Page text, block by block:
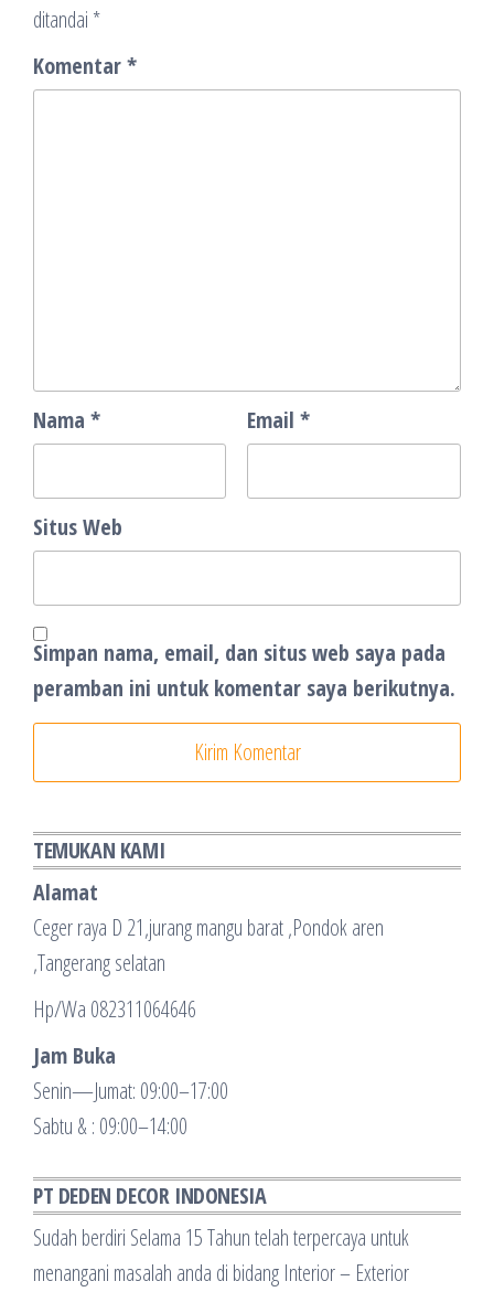
ditandai *
Komentar*
Nama * Email *
Situs Web
Simpan nama, email, dan situs web saya pada
peramban ini untuk komentar saya berikutnya.
TEMUKAN KAMI
Alamat
Ceger raya D 21,jurang mangu barat ,Pondok aren
,Tangerang selatan
Hp/Wa 082311064646
Jam Buka
Senin—Jumat: 09:00–17:00
Sabtu & : 09:00–14:00
PT DEDEN DECOR INDONESIA
Sudah berdiri Selama 15 Tahun telah terpercaya untuk
menangani masalah anda di bidang Interior – Exterior